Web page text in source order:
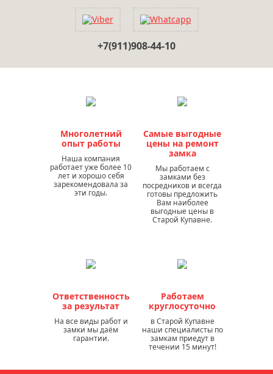
+7(911)908-44-10
Многолетний
опыт работы
Наша компания
работает уже более 10
лет и хорошо себя
зарекомендовала за
эти годы.
Самые выгодные
цены на ремонт
замка
Мы работаем с
замками без
посредников и всегда
готовы предложить
Вам наиболее
выгодные цены в
Старой Купавне.
Ответственность
за результат
На все виды работ и
замки мы даём
гарантии.
Работаем
круглосуточно
в Старой Купавне
наши специалисты по
замкам приедут в
течении 15 минут!